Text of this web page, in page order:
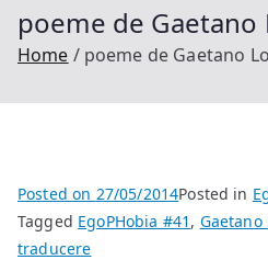
poeme de Gaetano
Home poeme de Gaetano
Posted on 27/05/2014Posted in
Tagged EgoPHobia #41 , Gaetano
traducere